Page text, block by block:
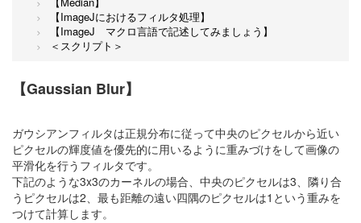
【ImageJにおけるフィルタ処理】
【ImageJ マクロ言語で記述してみましょう】
＜スクリプト＞
【Gaussian Blur】
ガウシアンフィルタは正規分布に従って中央のピクセルから近い
ピクセルの輝度値を優先的に用いるように重みづけをして画像の
平滑化を行うフィルタです。
下記のような3x3のカーネルの場合、中央のピクセルは3、隣り合
うピクセルは2、最も距離の遠い四隅のピクセルは1という重みを
つけて計算します。